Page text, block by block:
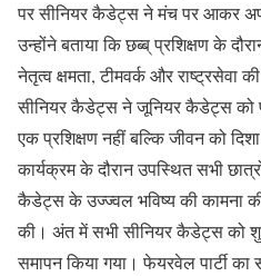
पर सीनियर कैडेट्स ने मंच पर आकर
उन्होंने बताया कि छब्ब् प्रशिक्षण के
नेतृत्व क्षमता, टीमवर्क और राष्ट्रसेवा
सीनियर कैडेट्स ने जूनियर कैडेट्स को
एक प्रशिक्षण नहीं बल्कि जीवन को
कार्यक्रम के दौरान उपस्थित सभी
कैडेट्स के उज्ज्वल भविष्य की कामना
की। अंत में सभी सीनियर कैडेट्स को
समापन किया गया। फेयरवेल पार्टी का